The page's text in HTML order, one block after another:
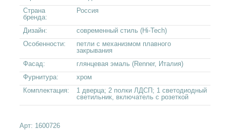
Страна
бренда:
Россия
Дизайн:
современный стиль (Hi-Tech)
Особенности:
петли с механизмом плавного
закрывания
Фасад:
глянцевая эмаль (Renner, Италия)
Фурнитура:
хром
Комплектация:
1 дверца; 2 полки ЛДСП; 1 светодиодный
светильник, включатель с розеткой
Арт: 1600726